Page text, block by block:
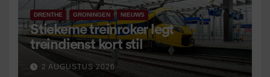
DRENTHE GRONINGEN NIEUWS
Stiekeme treinroker legt
treindienst kort stil
2 AUGUSTUS 2026